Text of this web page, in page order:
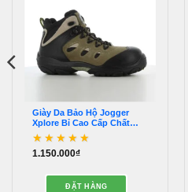
Giày Da Bảo Hộ Jogger
Xplore Bỉ Cao Cấp Chất
Lượng – GDA0047
Được xếp hạng
1.150.000₫
ĐẶT HÀNG